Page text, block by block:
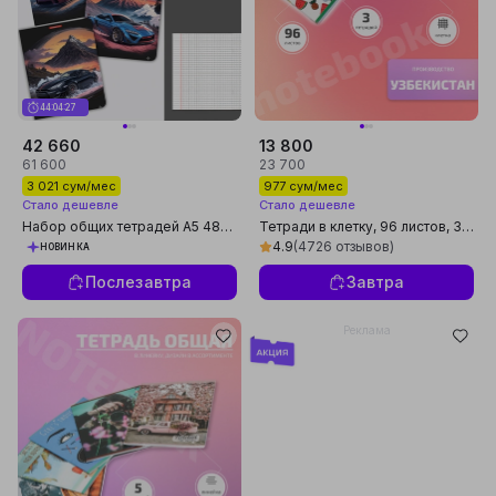
44:04:26
42 660
61 600
3 021 сум/мес
Стало дешевле
Набор общих тетрадей А5 48
листов в клетку 5 штук для
учебы
НОВИНКА
Послезавтра
13 800
23 700
977 сум/мес
Стало дешевле
Тетради в клетку, 96 листов, 3
шт4.9(4726 отзывов)
Завтра